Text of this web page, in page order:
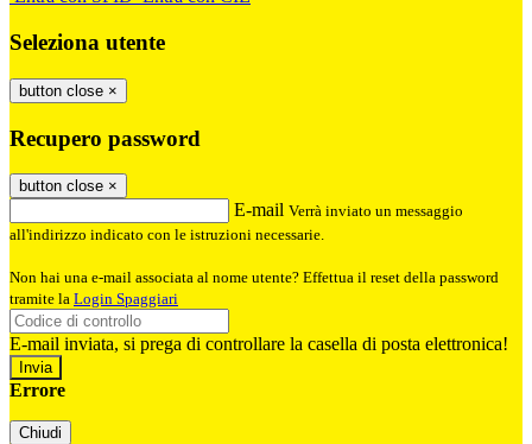
Seleziona utente
button close ×
Recupero password
button close ×
E-mail Verrà inviato un messaggio
all'indirizzo indicato con le istruzioni necessarie.
Non hai una e-mail associata al nome utente? Effettua il reset della password
tramite la Login Spaggiari
E-mail inviata, si prega di controllare la casella di posta elettronica!
Errore
Chiudi